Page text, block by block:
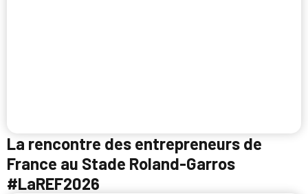
La rencontre des entrepreneurs de
France au Stade Roland-Garros
#LaREF2026